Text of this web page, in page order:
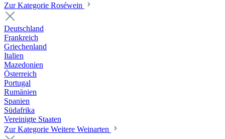
Zur Kategorie Roséwein
Deutschland
Frankreich
Griechenland
Italien
Mazedonien
Österreich
Portugal
Rumänien
Spanien
Südafrika
Vereinigte Staaten
Zur Kategorie Weitere Weinarten